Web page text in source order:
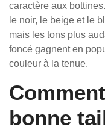
caractère aux
le noir, le beige et le
mais les tons plus
foncé gagnent en
couleur à la tenue.
bonne